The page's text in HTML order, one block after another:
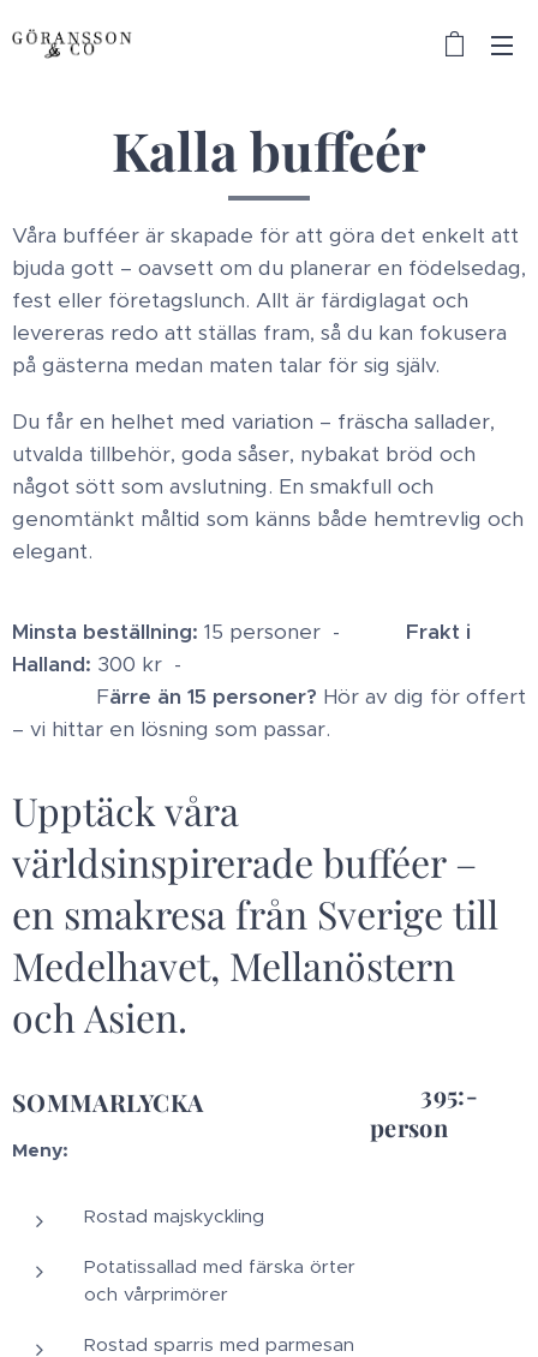
Kalla buffeér
Våra bufféer är skapade för att göra det enkelt att
bjuda gott – oavsett om du planerar en födelsedag,
fest eller företagslunch. Allt är färdiglagat och
levereras redo att ställas fram, så du kan fokusera
på gästerna medan maten talar för sig själv.
Du får en helhet med variation – fräscha sallader,
utvalda tillbehör, goda såser, nybakat bröd och
något sött som avslutning. En smakfull och
genomtänkt måltid som känns både hemtrevlig och
elegant.
Minsta beställning: 15 personer - Frakt i
Halland: 300 kr -
Färre än 15 personer? Hör av dig för offert
– vi hittar en lösning som passar.
Upptäck våra
världsinspirerade bufféer –
en smakresa från Sverige till
Medelhavet, Mellanöstern
och Asien.
SOMMARLYCKA
Meny:
Rostad majskyckling
Potatissallad med färska örter
och vårprimörer
Rostad sparris med parmesan
395:-
person